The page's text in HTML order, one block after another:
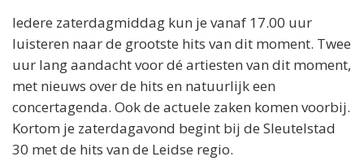
Iedere zaterdagmiddag kun je vanaf 17.00 uur
luisteren naar de grootste hits van dit moment. Twee
uur lang aandacht voor dé artiesten van dit moment,
met nieuws over de hits en natuurlijk een
concertagenda. Ook de actuele zaken komen voorbij.
Kortom je zaterdagavond begint bij de Sleutelstad
30 met de hits van de Leidse regio.